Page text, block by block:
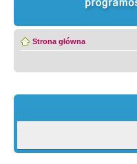
Strona główna